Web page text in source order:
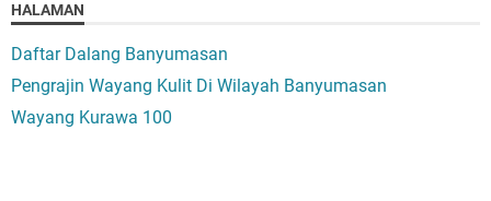
HALAMAN
Daftar Dalang Banyumasan
Pengrajin Wayang Kulit Di Wilayah Banyumasan
Wayang Kurawa 100